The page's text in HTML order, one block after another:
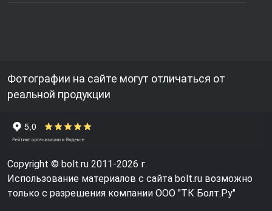
Фотографии на сайте могут отличаться от
реальной продукции
Copyright © bolt.ru 2011-2026 г.
Использование материалов с сайта bolt.ru возможно
только с разрешения компании ООО "ТК Болт.Ру"